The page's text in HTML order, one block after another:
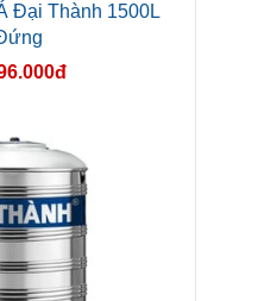
Đại Thành 1500L